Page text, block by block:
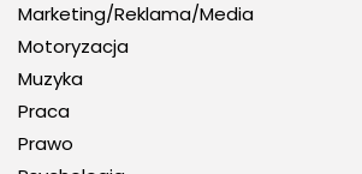
Marketing/Reklama/Media
Motoryzacja
Muzyka
Praca
Prawo